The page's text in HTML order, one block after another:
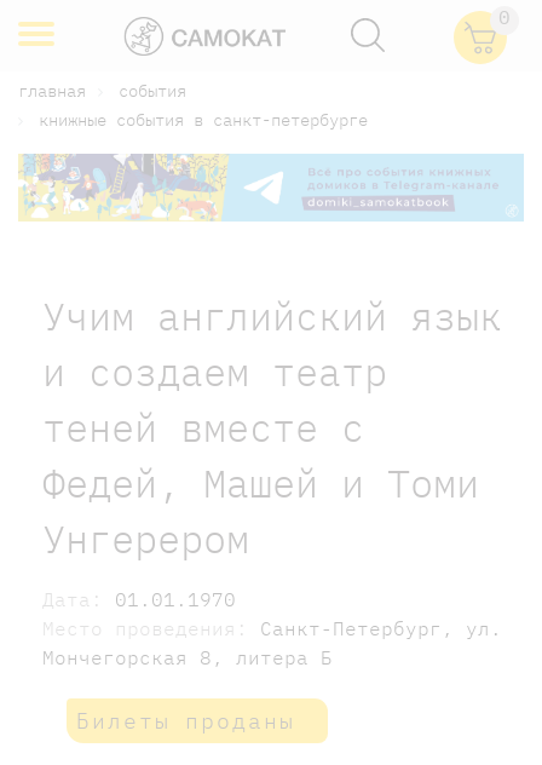
0
главная
события
книжные события в санкт-петербурге
Учим английский язык
и создаем театр
теней вместе с
Федей, Машей и Томи
Унгерером
Дата: 01.01.1970
Место проведения: Санкт-Петербург, ул.
Мончегорская 8, литера Б
Билеты проданы